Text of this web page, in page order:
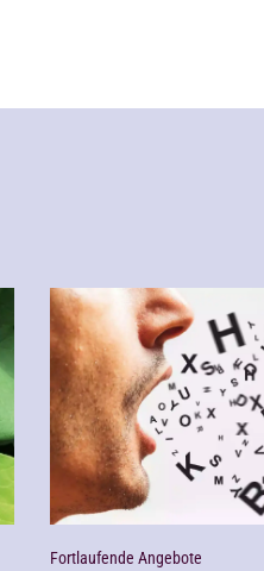
Fortlaufende Angebote